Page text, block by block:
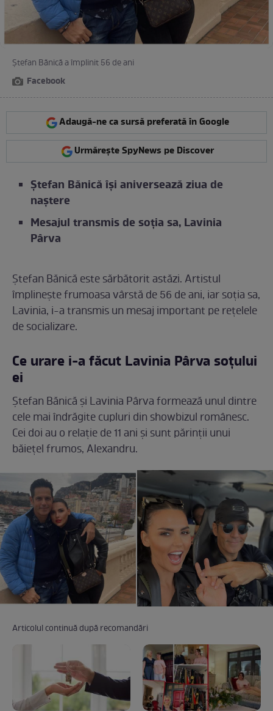
Ștefan Bănică a împlinit 56 de ani
Facebook
Adaugă-ne ca sursă preferată în Google
Urmărește SpyNews pe Discover
Ștefan Bănică își aniversează ziua de
naștere
Mesajul transmis de soția sa, Lavinia
Pârva
Ștefan Bănică este sărbătorit astăzi. Artistul
împlinește frumoasa vârstă de 56 de ani, iar soția sa,
Lavinia, i-a transmis un mesaj important pe rețelele
de socializare.
Ce urare i-a făcut Lavinia Pârva soțului
ei
Ștefan Bănică și Lavinia Pârva formează unul dintre
cele mai îndrăgite cupluri din showbizul românesc.
Cei doi au o relație de 11 ani și sunt părinții unui
băiețel frumos, Alexandru.
Articolul continuă după recomandări